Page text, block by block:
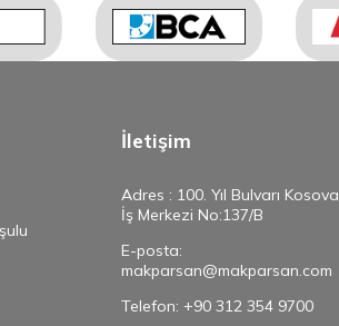
İletişim
Adres : 100. Yıl Bulvarı Kosova
İş Merkezi No:137/B
E-posta:
makparsan@makparsan.com
Telefon: +90 312 354 9700